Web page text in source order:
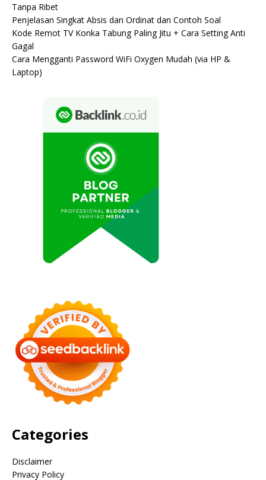
Tanpa Ribet
Penjelasan Singkat Absis dan Ordinat dan Contoh Soal
Kode Remot TV Konka Tabung Paling Jitu + Cara Setting Anti
Gagal
Cara Mengganti Password WiFi Oxygen Mudah (via HP &
Laptop)
Categories
Disclaimer
Privacy Policy